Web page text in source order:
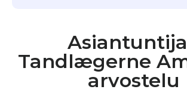
Tandlægerne
arvostelu